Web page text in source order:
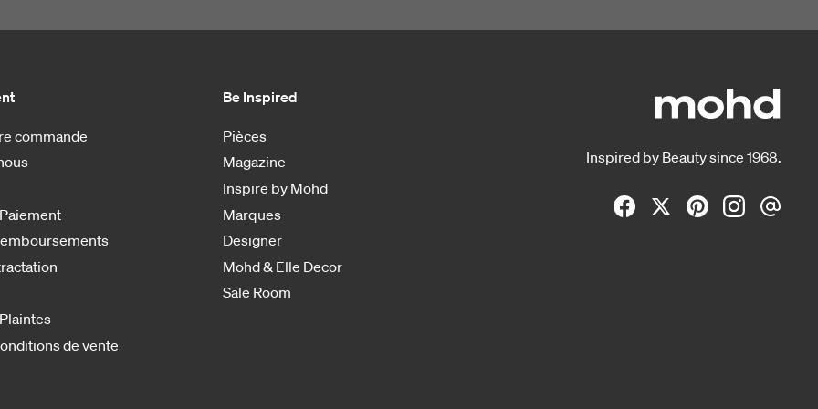
Inspired by Beauty since 1968.
commande
de vente
Be Inspired
Pièces
Magazine
Inspire by Mohd
Marques
Designer
Mohd & Elle Decor
Sale Room